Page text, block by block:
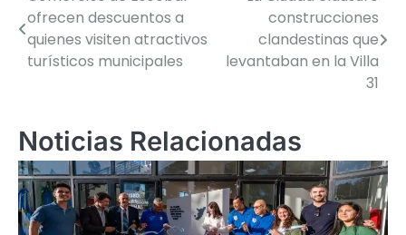
de
entradas
ofrecen descuentos a
quienes visiten atractivos
turísticos municipales
construcciones
clandestinas que
levantaban en la Villa
31
Noticias Relacionadas